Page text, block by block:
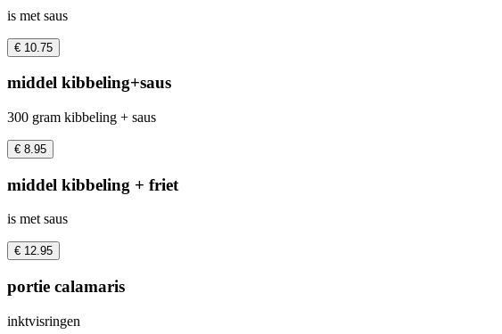
is met saus
€ 10.75
middel kibbeling+saus
300 gram kibbeling + saus
€ 8.95
middel kibbeling + friet
is met saus
€ 12.95
portie calamaris
inktvisringen